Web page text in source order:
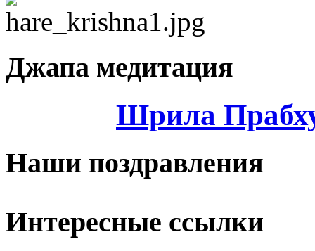
Джапа медитация
Шрила
Наши поздравления
Интересные ссылки